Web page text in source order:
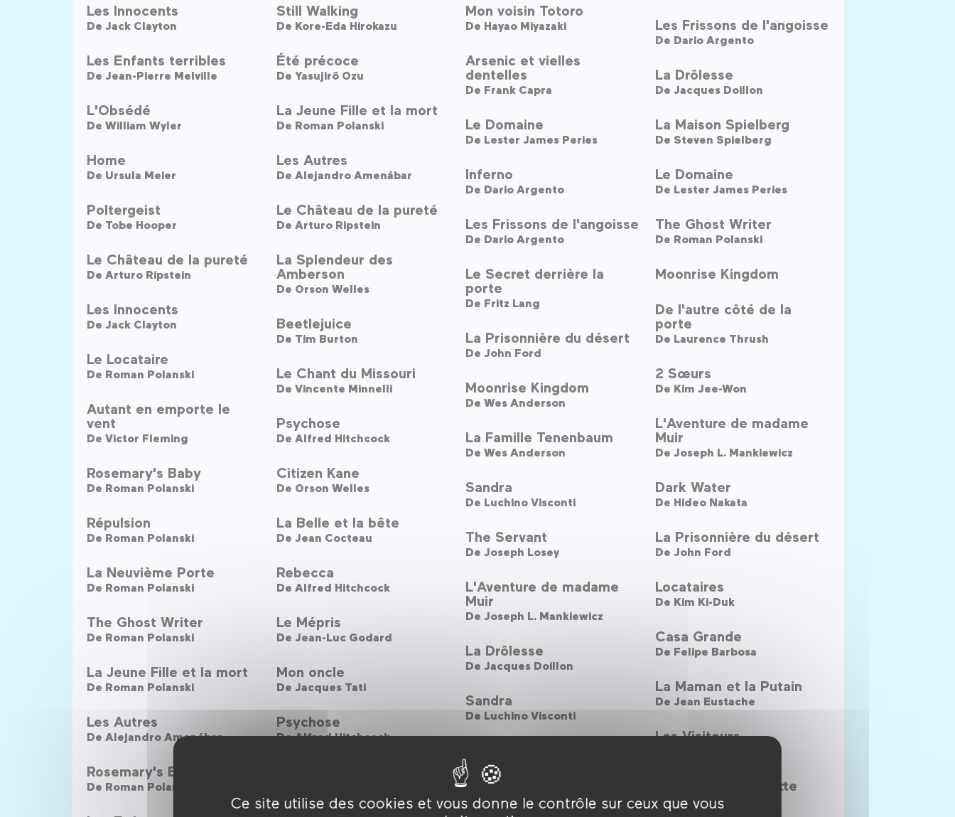
Ce site utilise des cookies et vous donne le contrôle sur ceux que vous
Les Innocents
De Jack Clayton
Les Enfants terribles
De Jean-Pierre Melville
L'Obsédé
De William Wyler
Home
De Ursula Meier
Poltergeist
De Tobe Hooper
Le Château de la pureté
De Arturo Ripstein
Les Innocents
De Jack Clayton
Le Locataire
De Roman Polanski
Autant en emporte le
vent
De Victor Fleming
Rosemary's Baby
De Roman Polanski
Répulsion
De Roman Polanski
La Neuvième Porte
De Roman Polanski
The Ghost Writer
De Roman Polanski
La Jeune Fille et la mort
De Roman Polanski
Les Autres
De Alejandro Amenábar
Rosemary's Baby
De Roman Polanski
Still Walking
De Kore-Eda Hirokazu
Été précoce
De Yasujirô Ozu
La Jeune Fille et la mort
De Roman Polanski
Les Autres
De Alejandro Amenábar
Le Château de la pureté
De Arturo Ripstein
La Splendeur des
Amberson
De Orson Welles
Beetlejuice
De Tim Burton
Le Chant du Missouri
De Vincente Minnelli
Psychose
De Alfred Hitchcock
Citizen Kane
De Orson Welles
La Belle et la bête
De Jean Cocteau
Rebecca
De Alfred Hitchcock
Le Mépris
De Jean-Luc Godard
Mon oncle
De Jacques Tati
Psychose
DeAlfred Hitchcock
Mon voisin Totoro
De Hayao Miyazaki
Arsenic et vielles
dentelles
De Frank Capra
Le Domaine
De Lester James Peries
Inferno
De Dario Argento
Les Frissons de l'angoisse
De Dario Argento
Le Secret derrière la
porte
De Fritz Lang
La Prisonnière du désert
De John Ford
Moonrise Kingdom
De Wes Anderson
La Famille Tenenbaum
De Wes Anderson
Sandra
De Luchino Visconti
The Servant
De Joseph Losey
L'Aventure de madame
Muir
De Joseph L. Mankiewicz
La Drôlesse
De Jacques Doillon
Sandra
De Luchino Visconti
DeDrew Goddard
Dark Water
Les Frissons de l'angoisse
De Dario Argento
La Drôlesse
De Jacques Doillon
La Maison Spielberg
De Steven Spielberg
Le Domaine
De Lester James Peries
The Ghost Writer
De Roman Polanski
Moonrise Kingdom
De l'autre côté de la
porte
De Laurence Thrush
2 Sœurs
De Kim Jee-Won
L'Aventure de madame
Muir
De Joseph L. Mankiewicz
Dark Water
De Hideo Nakata
La Prisonnière du désert
De John Ford
Locataires
De Kim Ki-Duk
Casa Grande
De Felipe Barbosa
La Maman et la Putain
De Jean Eustache
Les Visiteurs
Mes séances de lutte
DeJacques Doillon